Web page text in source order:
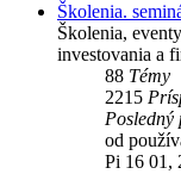
Školenia.
Školenia,
investovania a
88 Témy
2215
Posledný
od
Pi 16 01,